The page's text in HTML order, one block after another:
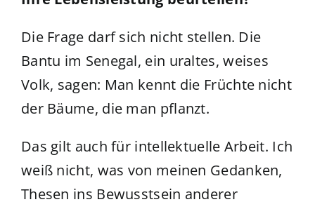
Die Frage darf sich nicht stellen. Die
Bantu im Senegal, ein uraltes, weises
Volk, sagen: Man kennt die Früchte nicht
der Bäume, die man pflanzt.
Das gilt auch für intellektuelle Arbeit. Ich
weiß nicht, was von meinen Gedanken,
Thesen ins Bewusstsein anderer